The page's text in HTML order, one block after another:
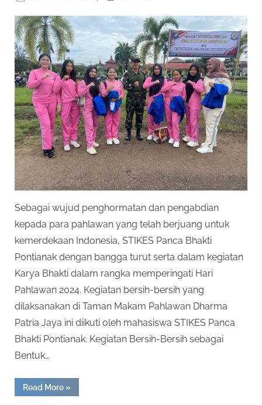
Sebagai wujud penghormatan dan pengabdian
kepada para pahlawan yang telah berjuang untuk
kemerdekaan Indonesia, STIKES Panca Bhakti
Pontianak dengan bangga turut serta dalam kegiatan
Karya Bhakti dalam rangka memperingati Hari
Pahlawan 2024. Kegiatan bersih-bersih yang
dilaksanakan di Taman Makam Pahlawan Dharma
Patria Jaya ini diikuti oleh mahasiswa STIKES Panca
Bhakti Pontianak. Kegiatan Bersih-Bersih sebagai
Bentuk…
Read More“STIKES
Panca
»